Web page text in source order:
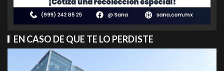
EN CASO DE QUE TE LO PERDISTE